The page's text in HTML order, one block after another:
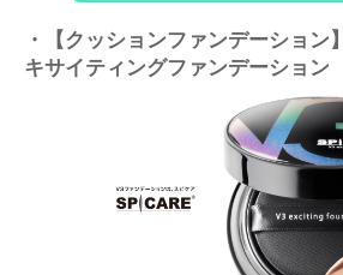
・【クッションファンデーショ
キサイティングファンデーション